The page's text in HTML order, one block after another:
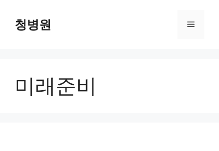
청병원 메
미래준비